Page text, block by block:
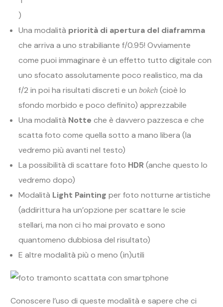
)
Una modalità priorità di apertura del diaframma
che arriva a uno strabiliante f/0.95! Ovviamente
come puoi immaginare è un effetto tutto digitale con
uno sfocato assolutamente poco realistico, ma da
f/2 in poi ha risultati discreti e unbokeh (cioè lo
sfondo morbido e poco definito) apprezzabile
Una modalità Notte che è davvero pazzesca e che
scatta foto come quella sotto a mano libera (la
vedremo più avanti nel testo)
La possibilità di scattare foto HDR (anche questo lo
vedremo dopo)
Modalità Light Painting per foto notturne artistiche
(addirittura ha un’opzione per scattare le scie
stellari, ma non ci ho mai provato e sono
quantomeno dubbiosa del risultato)
E altre modalità più o meno (in)utili
Conoscere l’uso di queste modalità e sapere che ci